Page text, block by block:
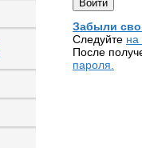
Забыли
Следуйте на
После
пароля.